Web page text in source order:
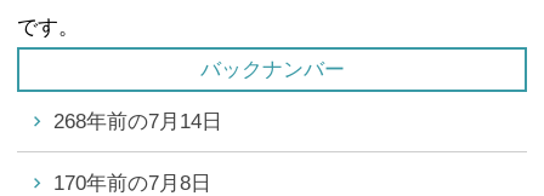
です。
バックナンバー
268年前の7月14日
170年前の7月8日